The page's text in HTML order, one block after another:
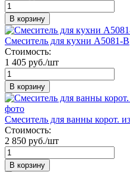
В корзину
Смеситель для кухни А5081-В
Стоимость:
1 405 руб./шт
В корзину
Смеситель для ванны корот.
Стоимость:
2 850 руб./шт
В корзину